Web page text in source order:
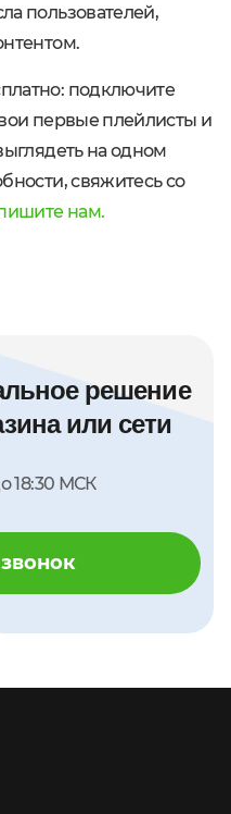
пользователей,
подключите
первые плейлисты и
на одном
свяжитесь со
нам.
решение
или сети
18:30 МСК